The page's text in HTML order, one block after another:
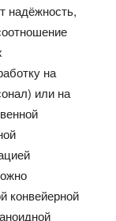
надёжность,
на
или на
конвейерной